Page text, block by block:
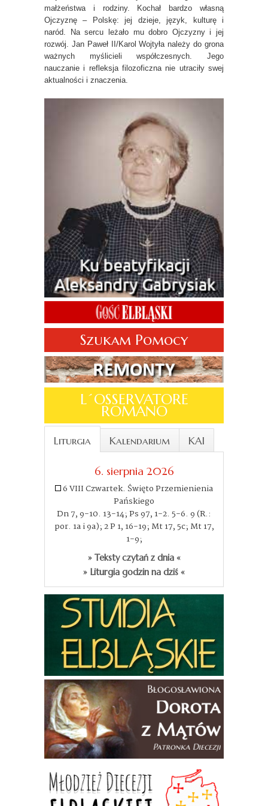
małżeństwa i rodziny. Kochał bardzo własną
Ojczyznę – Polskę: jej dzieje, język, kulturę i
naród. Na sercu leżało mu dobro Ojczyzny i jej
rozwój. Jan Paweł II/Karol Wojtyła należy do grona
ważnych myślicieli współczesnych. Jego
nauczanie i refleksja filozoficzna nie utraciły swej
aktualności i znaczenia.
Szukam Pomocy
L´OSSERVATORE
ROMANO
Liturgia Kalendarium KAI
6. sierpnia 2026
6 VIII Czwartek. Święto Przemienienia
Pańskiego
Dn 7, 9-10. 13-14; Ps 97, 1-2. 5-6. 9 (R.:
por. 1a i 9a); 2 P 1, 16-19; Mt 17, 5c; Mt 17,
1-9;
» Teksty czytań z dnia «
» Liturgia godzin na dziś «